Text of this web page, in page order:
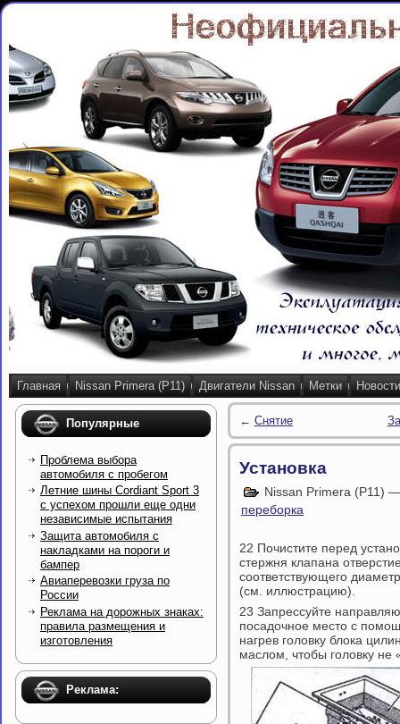
Главная Nissan Primera (P11) Двигатели Nissan Метки Новости
Популярные
Проблема выбора
автомобиля с пробегом
Летние шины Cordiant Sport 3
с успехом прошли еще одни
независимые испытания
Защита автомобиля с
накладками на пороги и
бампер
Авиаперевозки груза по
России
Реклама на дорожных знаках:
правила размещения и
изготовления
Реклама:
← Снятие
Установка
Nissan Primera (P11)
переборка
22 Почистите перед
стержня клапана
соответствующего
(см. иллюстрацию).
23 Запрессуйте
посадочное место с
нагрев головку блока
маслом, чтобы головку